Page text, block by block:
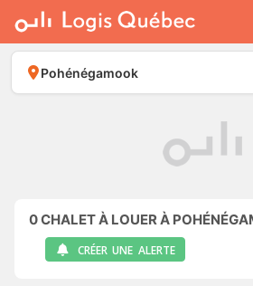
À LOUER
À VENDRE
PLACER UNE ANNONCE
Pohénégamook
0CHALET À LOUER À
CRÉER UNE ALERTE